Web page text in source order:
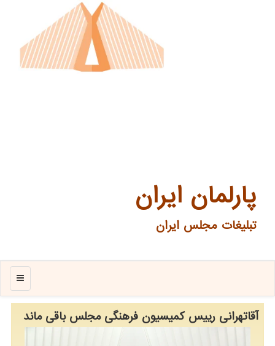
پارلمان ایران
تبلیغات مجلس ایران
منو
آقاتهرانی رییس كمیسیون فرهنگی مجلس باقی ماند